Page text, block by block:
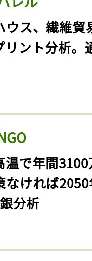
ウス、繊維貿
リント分析。
温で年間
なければ
分析